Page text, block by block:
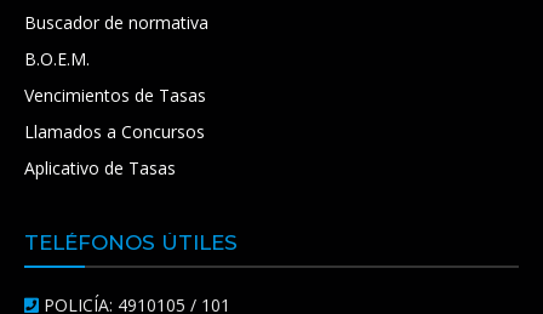
Buscador de normativa
B.O.E.M.
Vencimientos de Tasas
Llamados a Concursos
Aplicativo de Tasas
TELÉFONOS ÚTILES
POLICÍA: 4910105 / 101